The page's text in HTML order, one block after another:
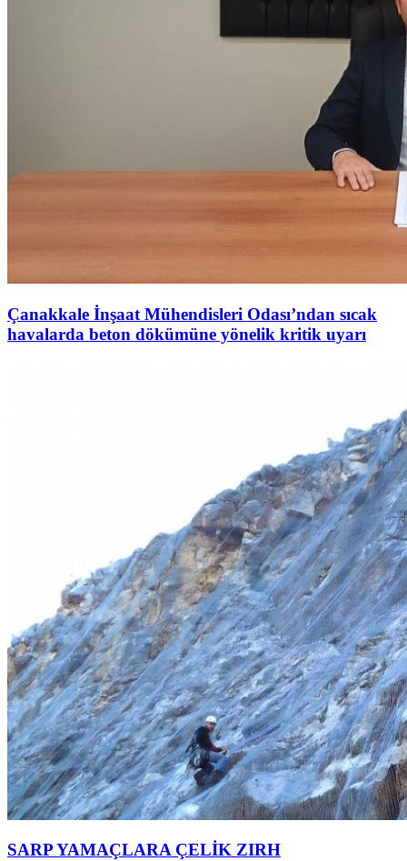
Çanakkale İnşaat Mühendisleri Odası’ndan sıcak
havalarda beton dökümüne yönelik kritik uyarı
SARP YAMAÇLARA ÇELİK ZIRH